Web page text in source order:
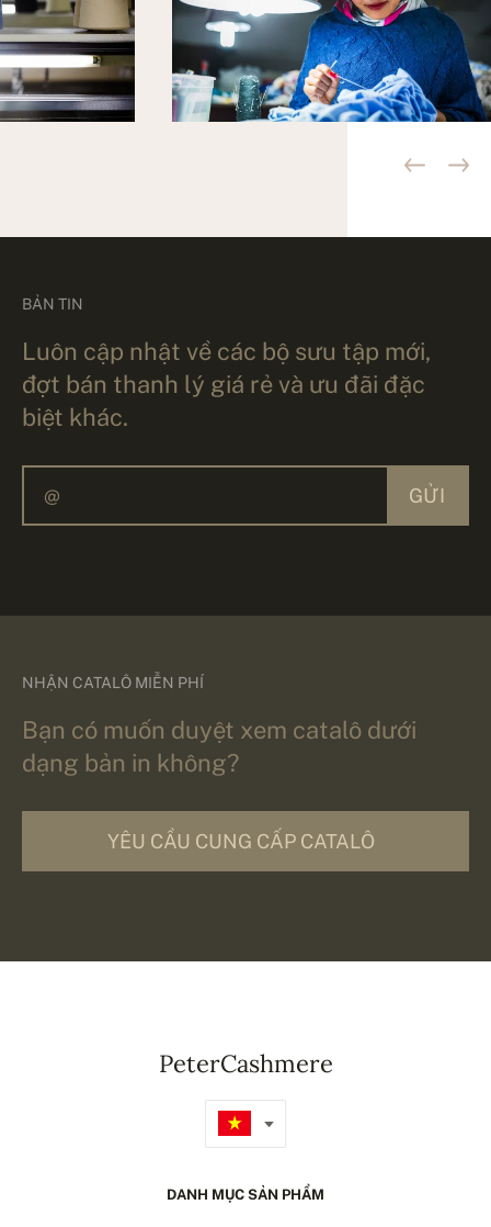
BẢN TIN
Luôn cập nhật về các bộ sưu tập mới,
đợt bán thanh lý giá rẻ và ưu đãi đặc
biệt khác.
GỬI
NHẬN CATALÔ MIỄN PHÍ
Bạn có muốn duyệt xem catalô dưới
dạng bản in không?
YÊU CẦU CUNG CẤP CATALÔ
PeterCashmere
DANH MỤC SẢN PHẨM